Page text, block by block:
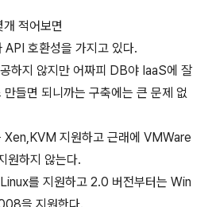
적어보면
호환성을 가지고 있다.
하지 않지만 어짜피 DB야 IaaS에 잘
들면 되니까는 구축에는 큰 문제 없
지원하고 근래에 VMWare
원하지 않는다.
를 지원하고 2.0 버전부터는 Win